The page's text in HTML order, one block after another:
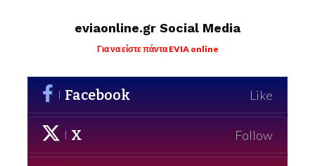
eviaonline.gr Social Media
Για να είστε πάντα EVIA online
Facebook Like
X Follow